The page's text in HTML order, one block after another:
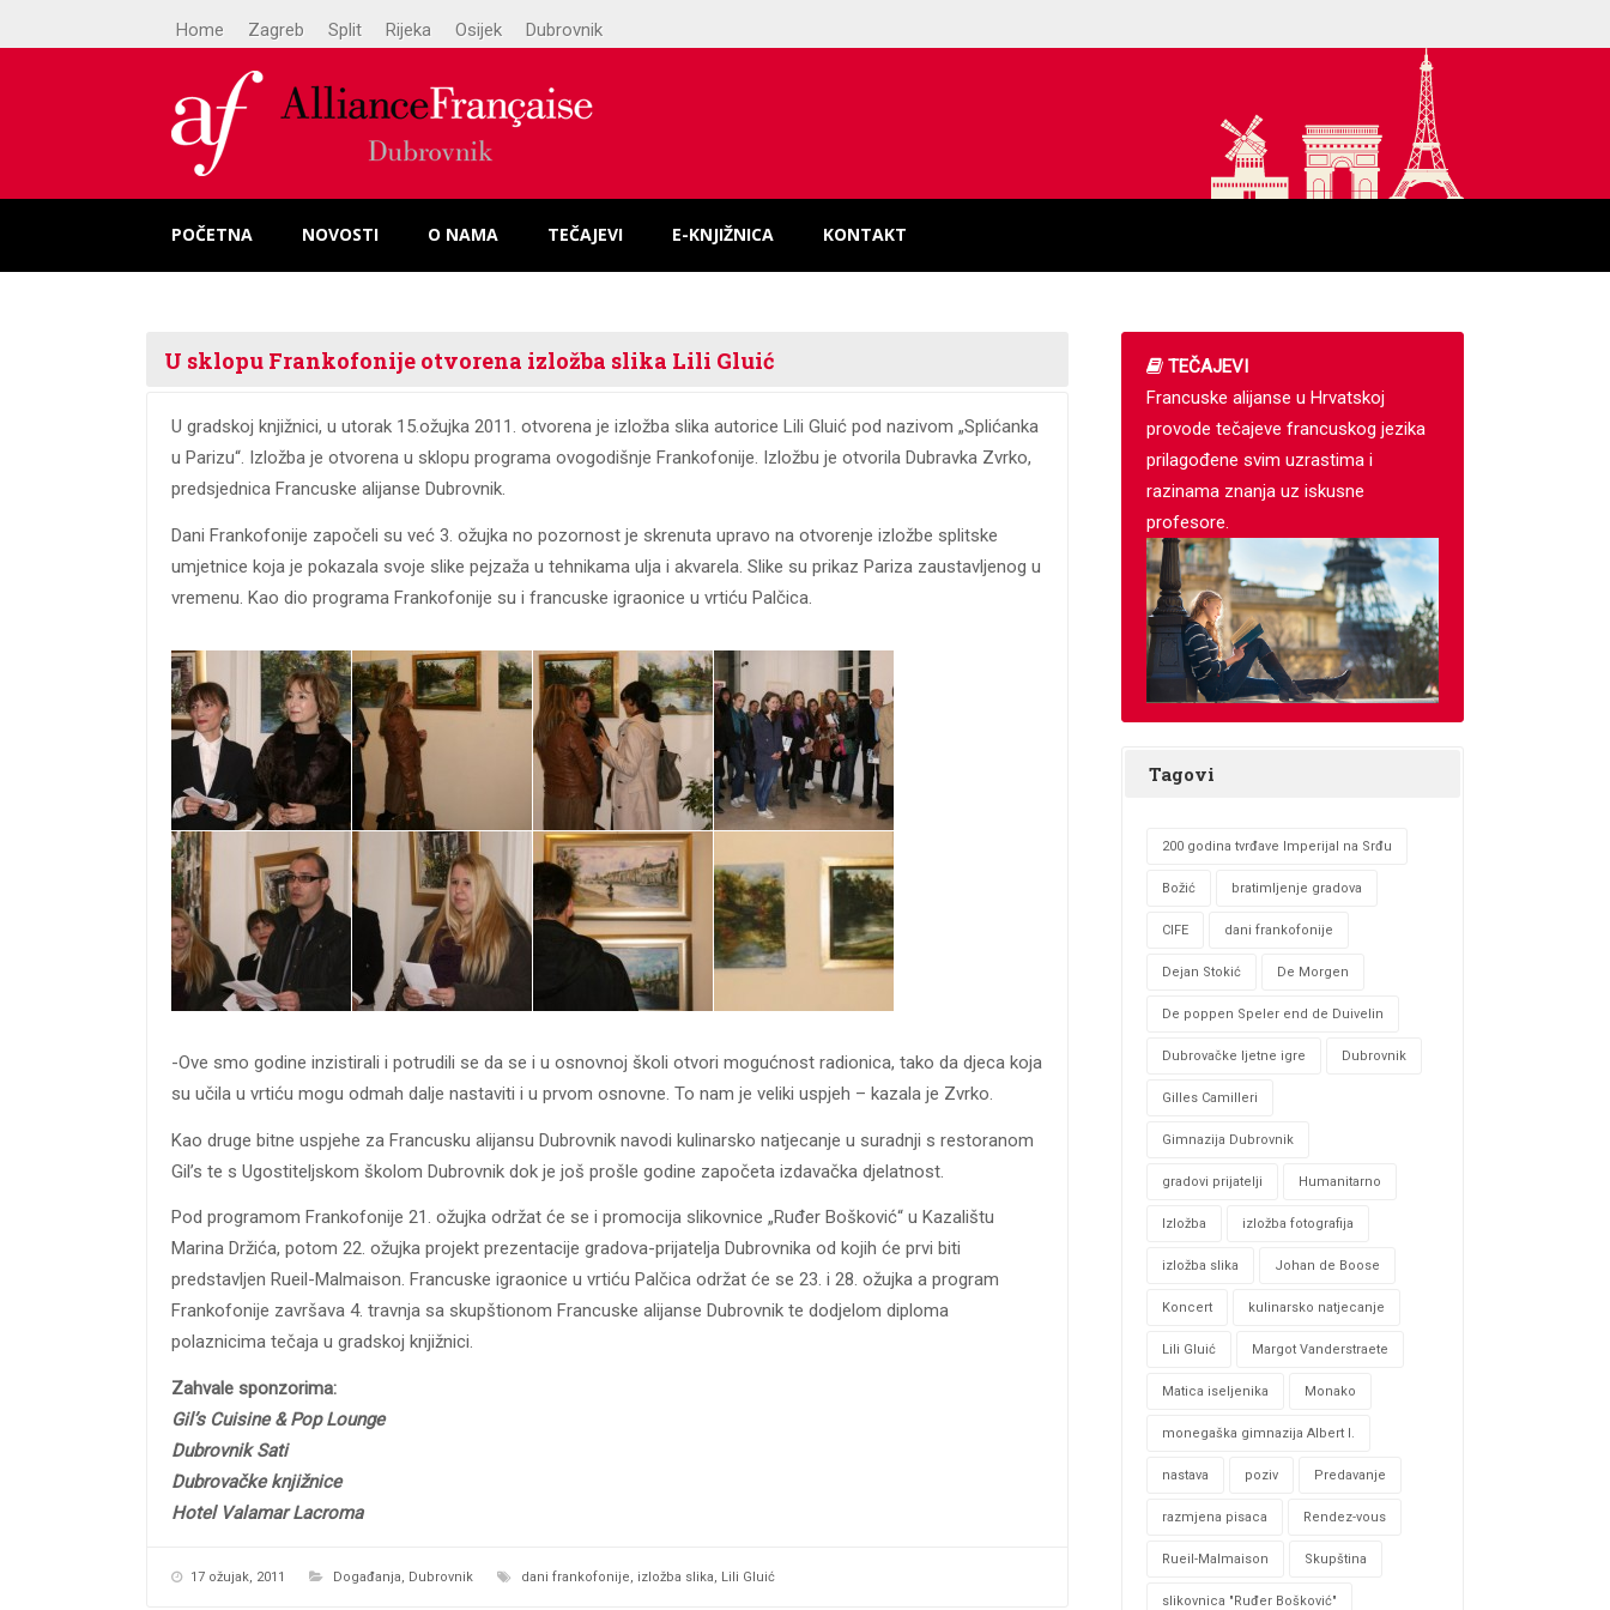
Home Zagreb Split Rijeka Osijek Dubrovnik
POČETNA NOVOSTI O NAMA TEČAJEVI E-KNJIŽNICA KONTAKT
U sklopu Frankofonije otvorena izložba slika Lili Gluić
U gradskoj knjižnici, u utorak 15.ožujka 2011. otvorena je izložba slika autorice Lili Gluić pod nazivom „Splićanka
u Parizu“. Izložba je otvorena u sklopu programa ovogodišnje Frankofonije. Izložbu je otvorila Dubravka Zvrko,
predsjednica Francuske alijanse Dubrovnik.
Dani Frankofonije započeli su već 3. ožujka no pozornost je skrenuta upravo na otvorenje izložbe splitske
umjetnice koja je pokazala svoje slike pejzaža u tehnikama ulja i akvarela. Slike su prikaz Pariza zaustavljenog u
vremenu. Kao dio programa Frankofonije su i francuske igraonice u vrtiću Palčica.
-Ove smo godine inzistirali i potrudili se da se i u osnovnoj školi otvori mogućnost radionica, tako da djeca koja
su učila u vrtiću mogu odmah dalje nastaviti i u prvom osnovne. To nam je veliki uspjeh – kazala je Zvrko.
Kao druge bitne uspjehe za Francusku alijansu Dubrovnik navodi kulinarsko natjecanje u suradnji s restoranom
Gil’s te s Ugostiteljskom školom Dubrovnik dok je još prošle godine započeta izdavačka djelatnost.
Pod programom Frankofonije 21. ožujka održat će se i promocija slikovnice „Ruđer Bošković“ u Kazalištu
Marina Držića, potom 22. ožujka projekt prezentacije gradova-prijatelja Dubrovnika od kojih će prvi biti
predstavljen Rueil-Malmaison. Francuske igraonice u vrtiću Palčica održat će se 23. i 28. ožujka a program
Frankofonije završava 4. travnja sa skupštionom Francuske alijanse Dubrovnik te dodjelom diploma
polaznicima tečaja u gradskoj knjižnici.
Zahvale sponzorima:
Gil’s Cuisine & Pop Lounge
Dubrovnik Sati
Dubrovačke knjižnice
Hotel Valamar Lacroma
17 ožujak, 2011 Događanja, Dubrovnik dani frankofonije, izložba slika, Lili Gluić
TEČAJEVI
Francuske alijanse u Hrvatskoj
provode tečajeve francuskog jezika
prilagođene svim uzrastima i
razinama znanja uz iskusne
profesore.
Tagovi
200 godina tvrđave Imperijal na Srđu
Božić bratimljenje gradova
CIFE dani frankofonije
Dejan Stokić De Morgen
De poppen Speler end de Duivelin
Dubrovačke ljetne igre Dubrovnik
Gilles Camilleri
Gimnazija Dubrovnik
gradovi prijatelji Humanitarno
Izložba izložba fotografija
izložba slika Johan de Boose
Koncert kulinarsko natjecanje
Lili Gluić Margot Vanderstraete
Matica iseljenika Monako
monegaška gimnazija Albert I.
nastava poziv Predavanje
razmjena pisaca Rendez-vous
Rueil-Malmaison Skupština
slikovnica "Ruđer Bošković"